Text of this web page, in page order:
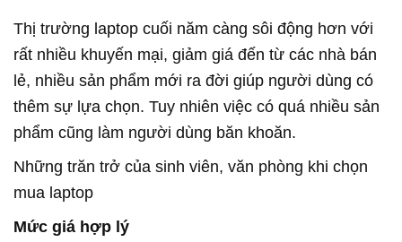
Thị trường laptop cuối năm càng sôi động hơn với
rất nhiều khuyến mại, giảm giá đến từ các nhà bán
lẻ, nhiều sản phẩm mới ra đời giúp người dùng có
thêm sự lựa chọn. Tuy nhiên việc có quá nhiều sản
phẩm cũng làm người dùng băn khoăn.
Những trăn trở của sinh viên, văn phòng khi chọn
mua laptop
Mức giá hợp lý